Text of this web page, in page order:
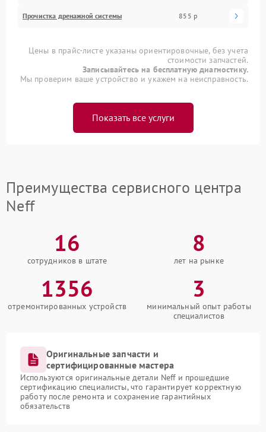
Прочистка дренажной системы 855 р
Цены в прайс-листе указаны ориентировочные, без учета
стоимости запчастей.
Записывайтесь на бесплатную диагностику.
Мы проверим ваше устройство и укажем на неисправность.
Показать все услуги
Преимущества сервисного центра
Neff
16
сотрудников в штате
8
лет на рынке
1356
отремонтированных устройств
3
минимальный опыт работы
специалистов
Оригинальные запчасти и
сертифицированные мастера
Используются оригинальные детали Neff и прошедшие
сертификацию специалисты, что гарантирует корректную
работу после ремонта и сохранение гарантийных
обязательств